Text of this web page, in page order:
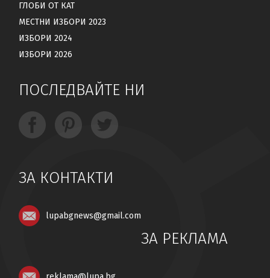
ГЛОБИ ОТ КАТ
МЕСТНИ ИЗБОРИ 2023
ИЗБОРИ 2024
ИЗБОРИ 2026
ПОСЛЕДВАЙТЕ НИ
ЗА КОНТАКТИ
lupabgnews@gmail.com
ЗА РЕКЛАМА